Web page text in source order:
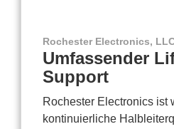
Rochester Electronics,
Umfassender
Support
Rochester Electronics ist
kontinuierliche